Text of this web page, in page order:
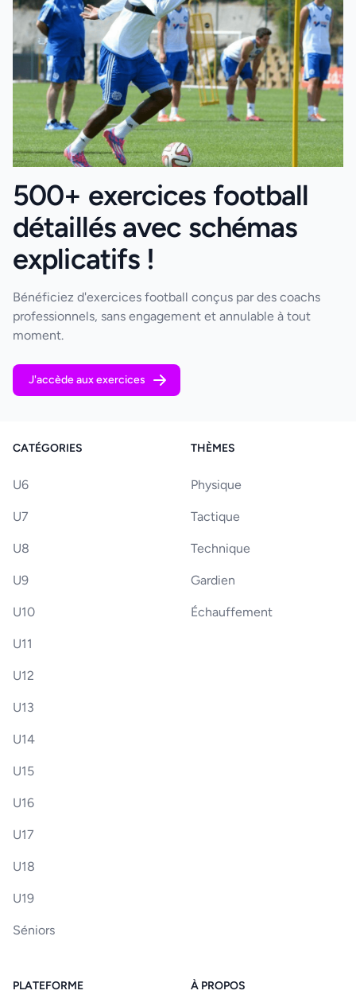
500+ exercices football
détaillés avec schémas
explicatifs !
Bénéficiez d'exercices football conçus par des coachs
professionnels, sans engagement et annulable à tout
moment.
J'accède aux exercices
CATÉGORIES
U6
U7
U8
U9
U10
U11
U12
U13
U14
U15
U16
U17
U18
U19
Séniors
THÈMES
Physique
Tactique
Technique
Gardien
Échauffement
PLATEFORME À PROPOS